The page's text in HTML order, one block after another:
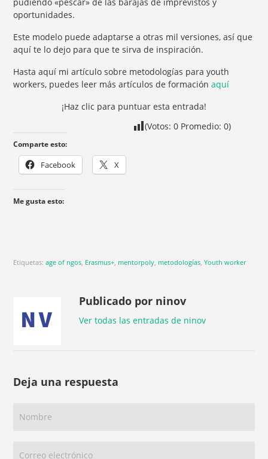
oportunidades.
Este modelo puede adaptarse a otras mil versiones, así que
aquí te lo dejo para que te sirva de inspiración.
Hasta aquí mi artículo sobre metodologías para youth
workers, puedes leer más artículos de formaciónaquí
¡Haz clic para puntuar esta entrada!
(Votos: 0 Promedio: 0)
Comparte esto:
Facebook X
Me gusta esto:
Etiquetas:age of ngos Erasmus+ mentorpoly metodologías ,Youth worker
Publicado por ninov
Ver todas las entradas de ninov
Deja una respuesta